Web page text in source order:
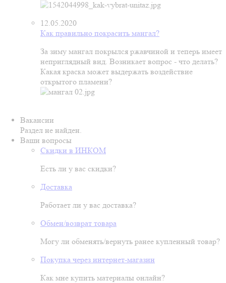
12.05.2020
Как правильно покрасить мангал?
За зиму мангал покрылся ржавчиной и теперь имеет
неприглядный вид. Возникает вопрос - что делать?
Какая краска может выдержать воздействие
открытого пламени?
Вакансии
Раздел не найден.
Ваши вопросы
Скидки в ИНКОМ
Есть ли у вас скидки?
Доставка
Работает ли у вас доставка?
Обмен/возврат товара
Могу ли обменять/вернуть ранее купленный товар?
Покупка через интернет-магазин
Как мне купить материалы онлайн?